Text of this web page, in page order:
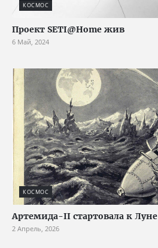
КОСМОС
Проект SETI@Home жив
6 Май, 2024
КОСМОС
Артемида-II стартовала к Луне
2 Апрель, 2026